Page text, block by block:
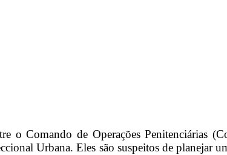
o Comando de Operações Penitenciárias
Urbana. Eles são suspeitos de planejar